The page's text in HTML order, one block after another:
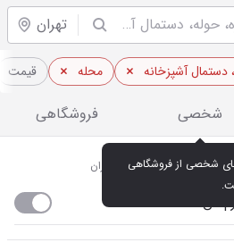
تهران
دستمال آشپزخانه محله قیمت
شخصی فروشگاهی
آشپزخانه در باغ خزانه تهران
کن